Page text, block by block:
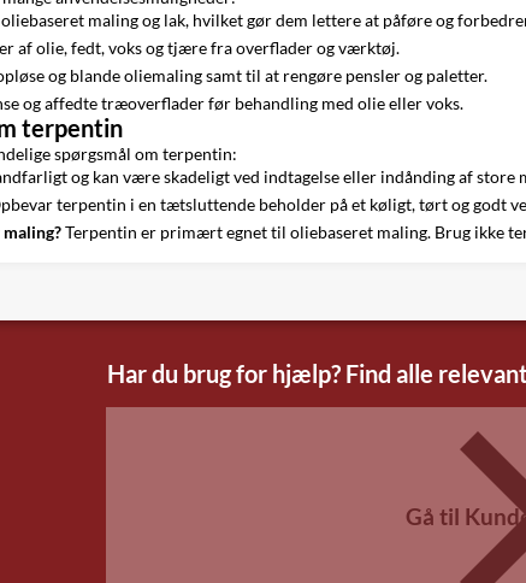
maling og lak, hvilket gør dem lettere at påføre og
af olie, fedt, voks og tjære fra overflader og værktøj.
og blande oliemaling samt til at rengøre pensler og paletter.
og affedte træoverflader før behandling med olie eller voks.
terpentin
spørgsmål om terpentin:
og kan være skadeligt ved indtagelse eller indånding af
terpentin i en tætsluttende beholder på et køligt, tørt og godt
Terpentin er primært egnet til oliebaseret maling. Brug ikke
Har du brug for hjælp? Find alle
Gå til